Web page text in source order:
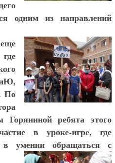
одним из направлений
По
ребята этого
в уроке-игре, где
в умении обращаться с